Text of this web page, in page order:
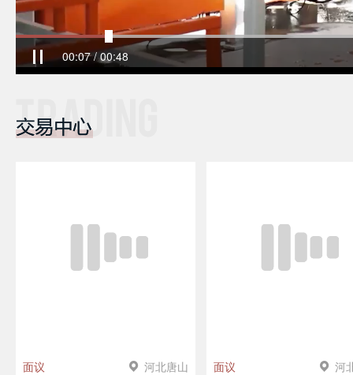
00:07/00:48
面议
河北唐山
面议
河